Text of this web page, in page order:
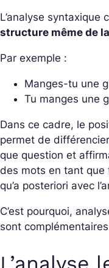
L’analyse syntaxique
structure même de
Par exemple :
Manges-tu une
Tu manges une
Dans ce cadre, le
permet de
que question et
des mots en tant que
qu’a posteriori avec
C’est pourquoi,
sont
L’analyse